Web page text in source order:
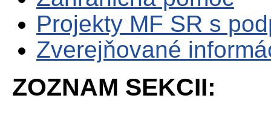
Projekty MF SR s
Zverejňované
ZOZNAM SEKCII: